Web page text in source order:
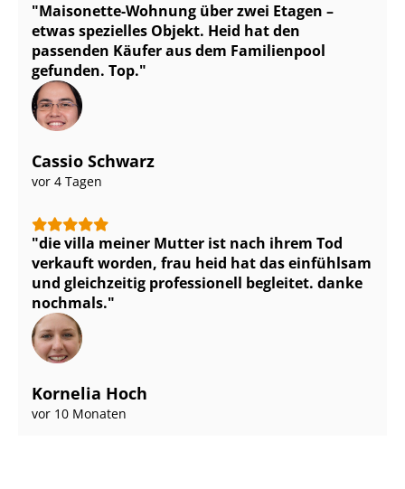
Maisonette-Wohnung über zwei Etagen –
etwas spezielles Objekt. Heid hat den
passenden Käufer aus dem Familienpool
gefunden. Top.
Cassio Schwarz
vor 4 Tagen
die villa meiner Mutter ist nach ihrem Tod
verkauft worden, frau heid hat das einfühlsam
und gleichzeitig professionell begleitet. danke
nochmals.
Kornelia Hoch
vor 10 Monaten